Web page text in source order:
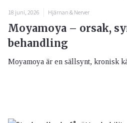
18 juni, 2026 Hjärnan & Nerver
Moyamoya – orsak,
behandling
Moyamoya är en sällsynt, kronisk